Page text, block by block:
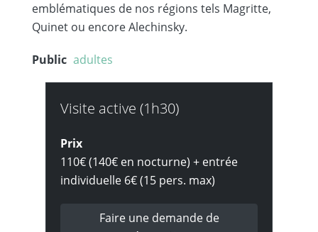
emblématiques de nos régions tels Magritte,
Quinet ou encore Alechinsky.
Public adultes
Visite active (1h30)
Prix
110€ (140€ en nocturne) + entrée
individuelle 6€ (15 pers. max)
Faire une demande de